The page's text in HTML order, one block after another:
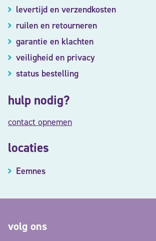
levertijd en verzendkosten
ruilen en retourneren
garantie en klachten
veiligheid en privacy
status bestelling
hulp nodig?
contact opnemen
locaties
Eemnes
volg ons